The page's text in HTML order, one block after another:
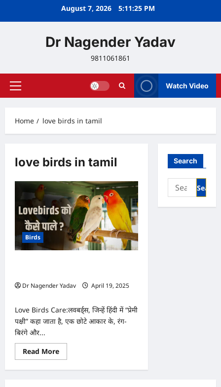
August 7, 2026 5:11:25 PM
Dr Nagender Yadav
9811061861
Primary
Watch Video
Home love birds in tamil
love birds in tamil
Birds
Dr Nagender Yadav
April 19, 2025
Love Birds Care:लवबर्ड्स, जिन्हें हिंदी में “प्रेमी
पक्षी” कहा जाता है, एक छोटे आकार के, रंग-
बिरंगे और...
Read MoreRead
more
रखने
Search
Search
for: